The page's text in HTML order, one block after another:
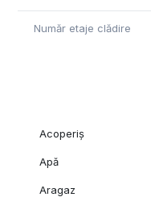
Număr etaje clădire
Acoperiș
Apă
Aragaz